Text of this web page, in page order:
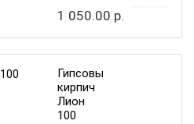
1 050.00 р.
Гипсовый
кирпич
Лион
100